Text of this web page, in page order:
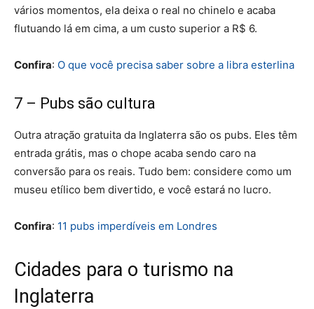
vários momentos, ela deixa o real no chinelo e acaba
flutuando lá em cima, a um custo superior a R$ 6.
Confira: O que você precisa saber sobre a libra esterlina
7 – Pubs são cultura
Outra atração gratuita da Inglaterra são os pubs. Eles têm
entrada grátis, mas o chope acaba sendo caro na
conversão para os reais. Tudo bem: considere como um
museu etílico bem divertido, e você estará no lucro.
Confira: 11 pubs imperdíveis em Londres
Cidades para o turismo na
Inglaterra